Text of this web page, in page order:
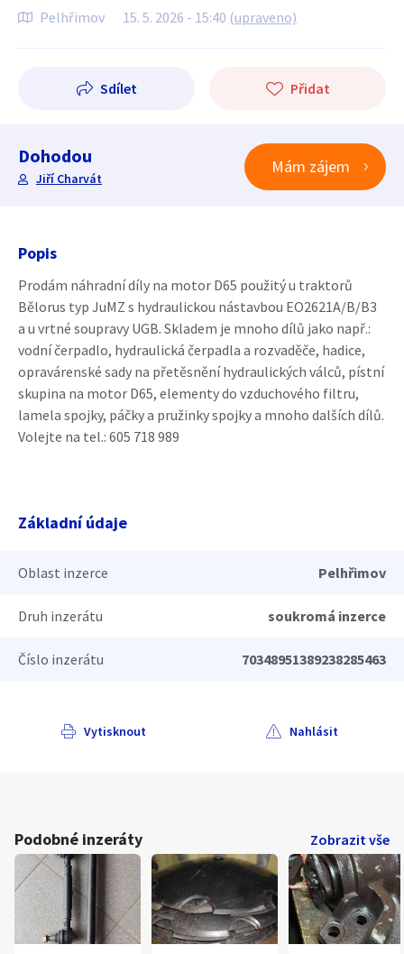
Pelhřimov 15. 5. 2026 - 15:40 (upraveno)
Sdílet Přidat
Dohodou
Jiří Charvát
Mám zájem
Popis
Prodám náhradní díly na motor D65 použitý u traktorů
Bělorus typ JuMZ s hydraulickou nástavbou EO2621A/B/B3
a u vrtné soupravy UGB. Skladem je mnoho dílů jako např.:
vodní čerpadlo, hydraulická čerpadla a rozvaděče, hadice,
opravárenské sady na přetěsnění hydraulických válců, pístní
skupina na motor D65, elementy do vzduchového filtru,
lamela spojky, páčky a pružinky spojky a mnoho dalších dílů.
Volejte na tel.: 605 718 989
Základní údaje
Oblast inzerce Pelhřimov
Druh inzerátu soukromá inzerce
Číslo inzerátu 70348951389238285463
Vytisknout Nahlásit
Podobné inzeráty Zobrazit vše